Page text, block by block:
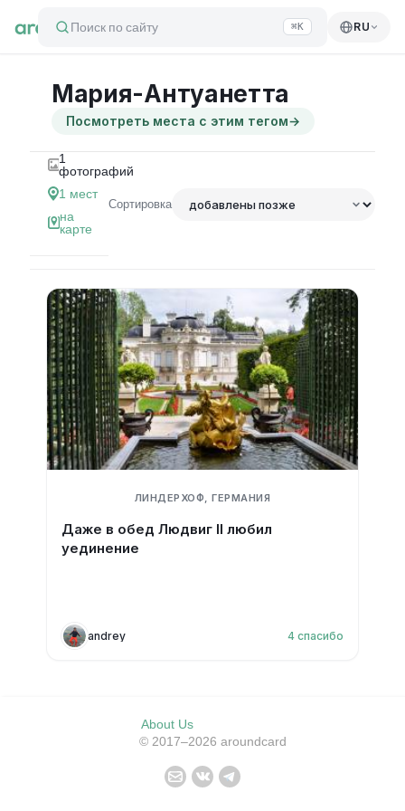
Поиск по сайту ⌘K RU
Мария-Антуанетта
Посмотреть места с этим тегом→
1
фотографий
1 мест
на
карте
Сортировка
ЛИНДЕРХОФ, ГЕРМАНИЯ
Даже в обед Людвиг II любил
уединение
andrey 4 спасибо
About Us
© 2017–2026 aroundcard